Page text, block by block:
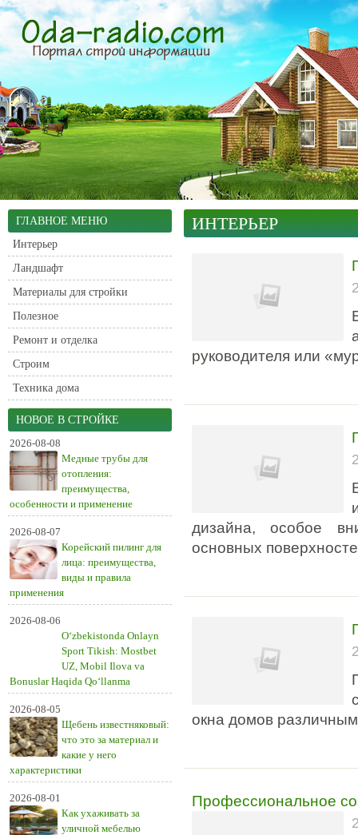
ГЛАВНОЕ МЕНЮ
Интерьер
Ландшафт
Материалы для стройки
Полезное
Ремонт и отделка
Строим
Техника дома
НОВОЕ В СТРОЙКЕ
2026-08-08
Медные трубы для
отопления:
преимущества,
особенности и применение
2026-08-07
Корейский пилинг для
лица: преимущества,
виды и правила
применения
2026-08-06
O‘zbekistonda Onlayn
Sport Tikish: Mostbet
UZ, Mobil Ilova va
Bonuslar Haqida Qo‘llanma
2026-08-05
Щебень известняковый:
что это за материал и
какие у него
характеристики
2026-08-01
Как ухаживать за
уличной мебелью
ИНТЕРЬЕР
руководителя или
дизайна, особое
основных
окна домов
Профессиональное